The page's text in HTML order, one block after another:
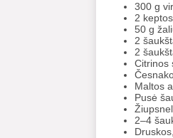
300 g
2
50 g
2
2
Citrinos
Maltos
Pusė
2–4